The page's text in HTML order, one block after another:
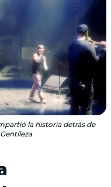
la historia detrás de